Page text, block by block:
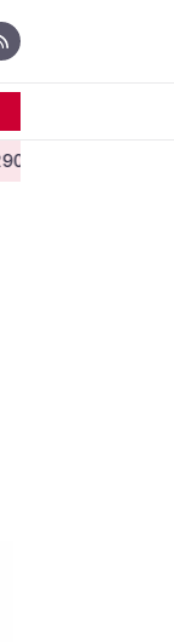
i socijalnu